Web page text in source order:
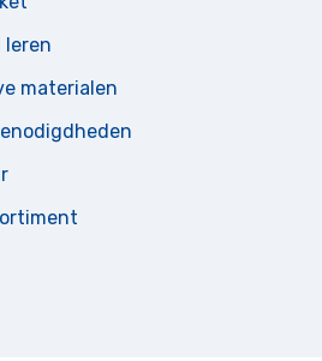
leren
materialen